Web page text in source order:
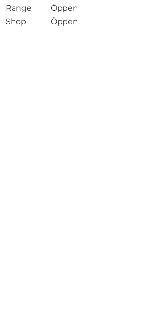
Range
Shop
Öppen
Öppen